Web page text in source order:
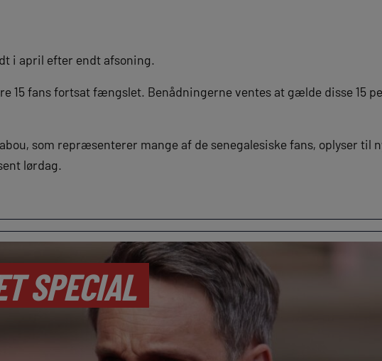
i april efter endt afsoning.
15 fans fortsat fængslet. Benådningerne ventes at gælde disse 15
som repræsenterer mange af de senegalesiske fans, oplyser til
lørdag.
SPECIAL